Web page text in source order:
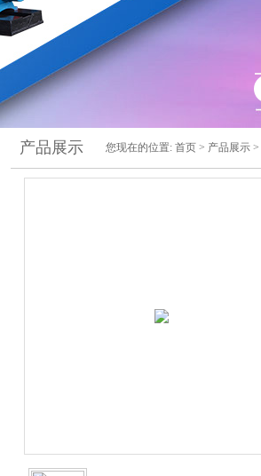
产品展示 您现在的位置: 首页 > 产品展示 >